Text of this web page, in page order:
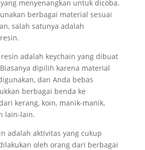
menyenangkan untuk dicoba.
berbagai material sesuai
salah satunya adalah
adalah keychain yang dibuat
dipilih karena material
dan Anda bebas
berbagai benda ke
kerang, koin, manik-manik,
lain-lain.
adalah aktivitas yang cukup
oleh orang dari berbagai